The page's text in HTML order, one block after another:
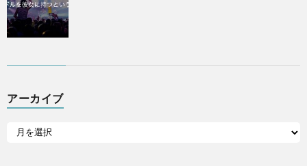
アーカイブ